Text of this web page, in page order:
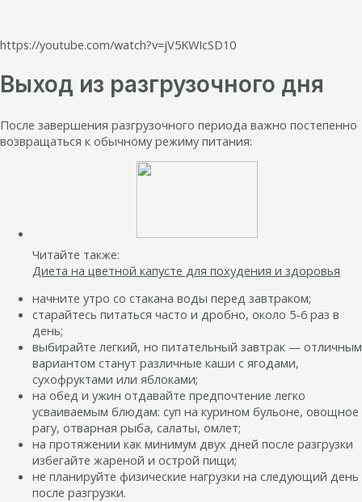
https://youtube.com/watch?v=jV5KWIcSD10
Выход из разгрузочного дня
После завершения разгрузочного периода важно постепенно
возвращаться к обычному режиму питания:
Читайте также:
Диета на цветной капусте для похудения и здоровья
начните утро со стакана воды перед завтраком;
старайтесь питаться часто и дробно, около 5-6 раз в
день;
выбирайте легкий, но питательный завтрак — отличным
вариантом станут различные каши с ягодами,
сухофруктами или яблоками;
на обед и ужин отдавайте предпочтение легко
усваиваемым блюдам: суп на курином бульоне, овощное
рагу, отварная рыба, салаты, омлет;
на протяжении как минимум двух дней после разгрузки
избегайте жареной и острой пищи;
не планируйте физические нагрузки на следующий день
после разгрузки.